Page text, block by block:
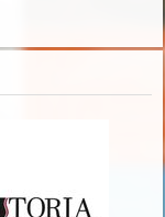
Episkopatu